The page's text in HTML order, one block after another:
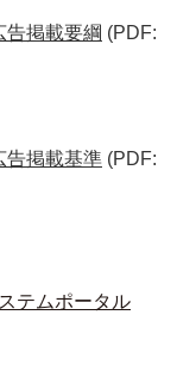
告掲載要綱 (PDF:
告掲載基準 (PDF:
テムポータル